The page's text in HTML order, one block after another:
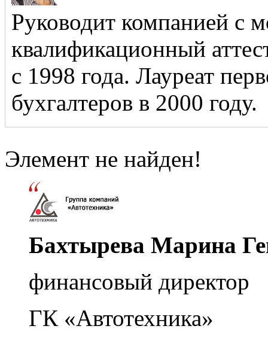
Руководит компанией с
квалификационный
с 1998 года. Лауреат
бухгалтеров в 2000 году.
Элемент не найден!
Бахтырева Марина
финансовый директор
ГК «Автотехника»